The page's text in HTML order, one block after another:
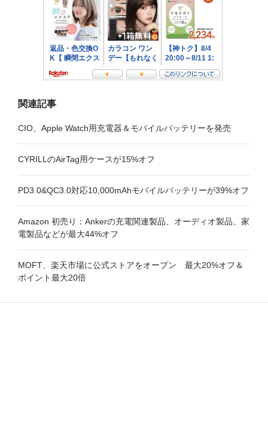
関連記事
CIO、Apple Watch用充電器＆モバイルバッテリーを発売
CYRILLのAirTag用ケースが15%オフ
PD3.0&QC3.0対応10,000mAhモバイルバッテリーが39%オフ
Amazon 初売り：Ankerの充電関連製品、オーディオ製品、家
電製品などが最大44%オフ
MOFT、楽天市場に公式ストアをオープン 最大20%オフ＆
ポイント最大20倍